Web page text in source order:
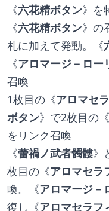
《六花精ボタン》を
《六花精ボタン》の
札に加えて発動。《
《アロマージ－ロー
召喚
1枚目の《アロマセ
ボタン》で2枚目の《
をリンク召喚
《蕾禍ノ武者髑髏》
枚目の《アロマセラ
喚。《アロマージ－
復し《アロマセラフ